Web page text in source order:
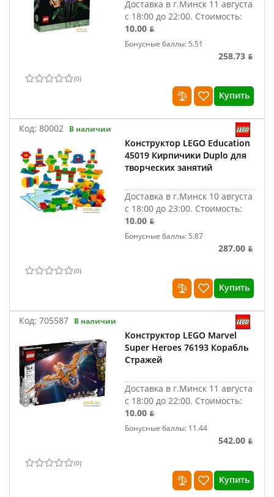
Доставка в г.Минск 11 августа
с 18:00 до 22:00. Стоимость:
10.00 ƃ
Бонусные баллы: 5.51
258.73 ƃ
(0)
Купить
Код: 80002 В наличии
Конструктор LEGO Education
45019 Кирпичики Duplo для
творческих занятий
Доставка в г.Минск 10 августа
с 18:00 до 23:00. Стоимость:
10.00 ƃ
Бонусные баллы: 5.87
287.00 ƃ
(0)
Купить
Код: 705587 В наличии
Конструктор LEGO Marvel
Super Heroes 76193 Корабль
Стражей
Доставка в г.Минск 11 августа
с 18:00 до 22:00. Стоимость:
10.00 ƃ
Бонусные баллы: 11.44
542.00 ƃ
(0)
Купить